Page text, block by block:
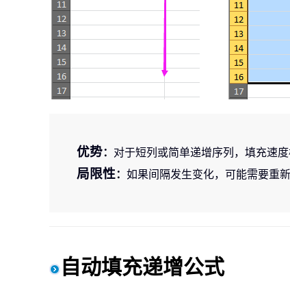
优势： 对于短列或简单递增序列，填充速
局限性： 如果间隔发生变化，可能需要重
自动填充递增公式